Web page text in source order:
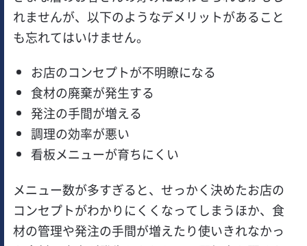
れませんが、以下のようなデメリットがあること
も忘れてはいけません。
お店のコンセプトが不明瞭になる
食材の廃棄が発生する
発注の手間が増える
調理の効率が悪い
看板メニューが育ちにくい
メニュー数が多すぎると、せっかく決めたお店の
コンセプトがわかりにくくなってしまうほか、食
材の管理や発注の手間が増えたり使いきれなかっ